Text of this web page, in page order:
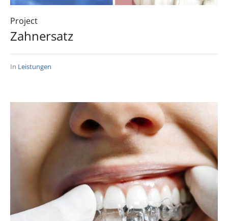
Project
Zahnersatz
In Leistungen